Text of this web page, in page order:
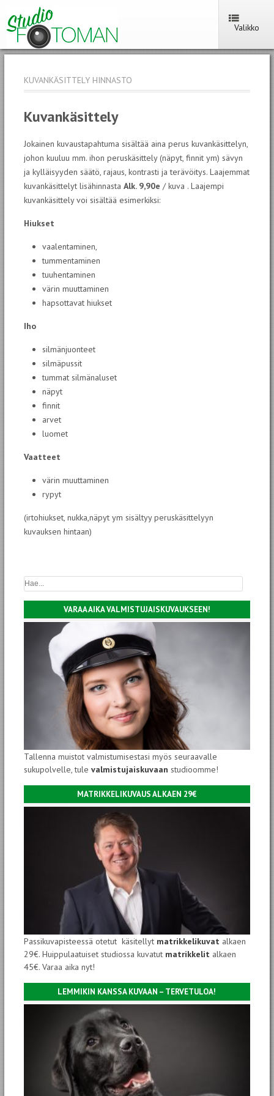
Valikko
KUVANKÄSITTELY HINNASTO
Kuvankäsittely
Jokainen kuvaustapahtuma sisältää aina perus kuvankäsittelyn,
johon kuuluu mm. ihon peruskäsittely (näpyt, finnit ym) sävyn
ja kylläisyyden säätö, rajaus, kontrasti ja terävöitys. Laajemmat
kuvankäsittelyt lisähinnasta Alk. 9,90e / kuva . Laajempi
kuvankäsittely voi sisältää esimerkiksi:
Hiukset
vaalentaminen,
tummentaminen
tuuhentaminen
värin muuttaminen
hapsottavat hiukset
Iho
silmänjuonteet
silmäpussit
tummat silmänaluset
näpyt
finnit
arvet
luomet
Vaatteet
värin muuttaminen
rypyt
(irtohiukset, nukka,näpyt ym sisältyy peruskäsittelyyn
kuvauksen hintaan)
VARAA AIKA VALMISTUJAISKUVAUKSEEN!
Tallenna muistot valmistumisestasi myös seuraavalle
sukupolvelle, tule valmistujaiskuvaan studioomme!
MATRIKKELIKUVAUS ALKAEN 29€
Passikuvapisteessä otetut käsitellyt matrikkelikuvat alkaen
29€. Huippulaatuiset studiossa kuvatut matrikkelit alkaen
45€. Varaa aika nyt!
LEMMIKIN KANSSA KUVAAN – TERVETULOA!